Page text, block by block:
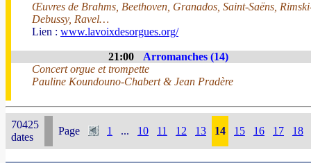
Œuvres de Brahms, Beethoven, Granados, Saint-Saëns,
Debussy, Ravel…
Lien : www.lavoixdesorgues.org/
21:00
Arromanches (14)
Concert orgue et trompette
Pauline Koundouno-Chabert & Jean Pradère
70425
dates
Page 1 ... 10 11 12 13 14 15 16 17 18